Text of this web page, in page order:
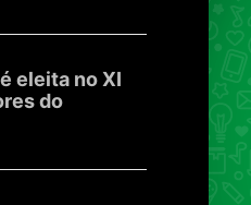
eleita no XI
do